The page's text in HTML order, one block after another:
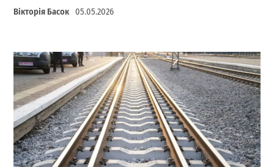
Вікторія Басок 05.05.2026